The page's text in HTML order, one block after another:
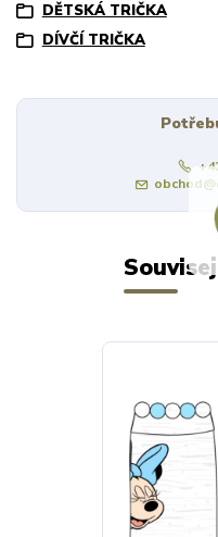
DĚTSKÁ TRIČKA
DÍVČÍ TRIČKA